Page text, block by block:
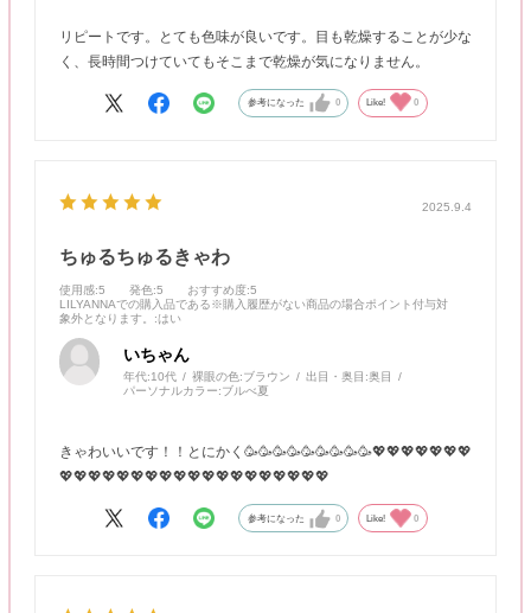
リピートです。とても色味が良いです。目も乾燥することが少な
く、長時間つけていてもそこまで乾燥が気になりません。
参考になった 0 Like! 0
2025.9.4
ちゅるちゅるきゃわ
使用感:5 発色:5 おすすめ度:5
LILYANNAでの購入品である※購入履歴がない商品の場合ポイント付与対
象外となります。
:はい
いちゃん
年代:10代 裸眼の色:ブラウン 出目・奥目:奥目
パーソナルカラー:ブルべ夏
きゃわいいです！！とにかく🥳🥳🥳🥳🥳🥳🥳🥳🥳💖💖💖💖💖💖💖
💖💖💖💖💖💖💖💖💖💖💖💖💖💖💖💖💖💖💖
参考になった 0 Like! 0